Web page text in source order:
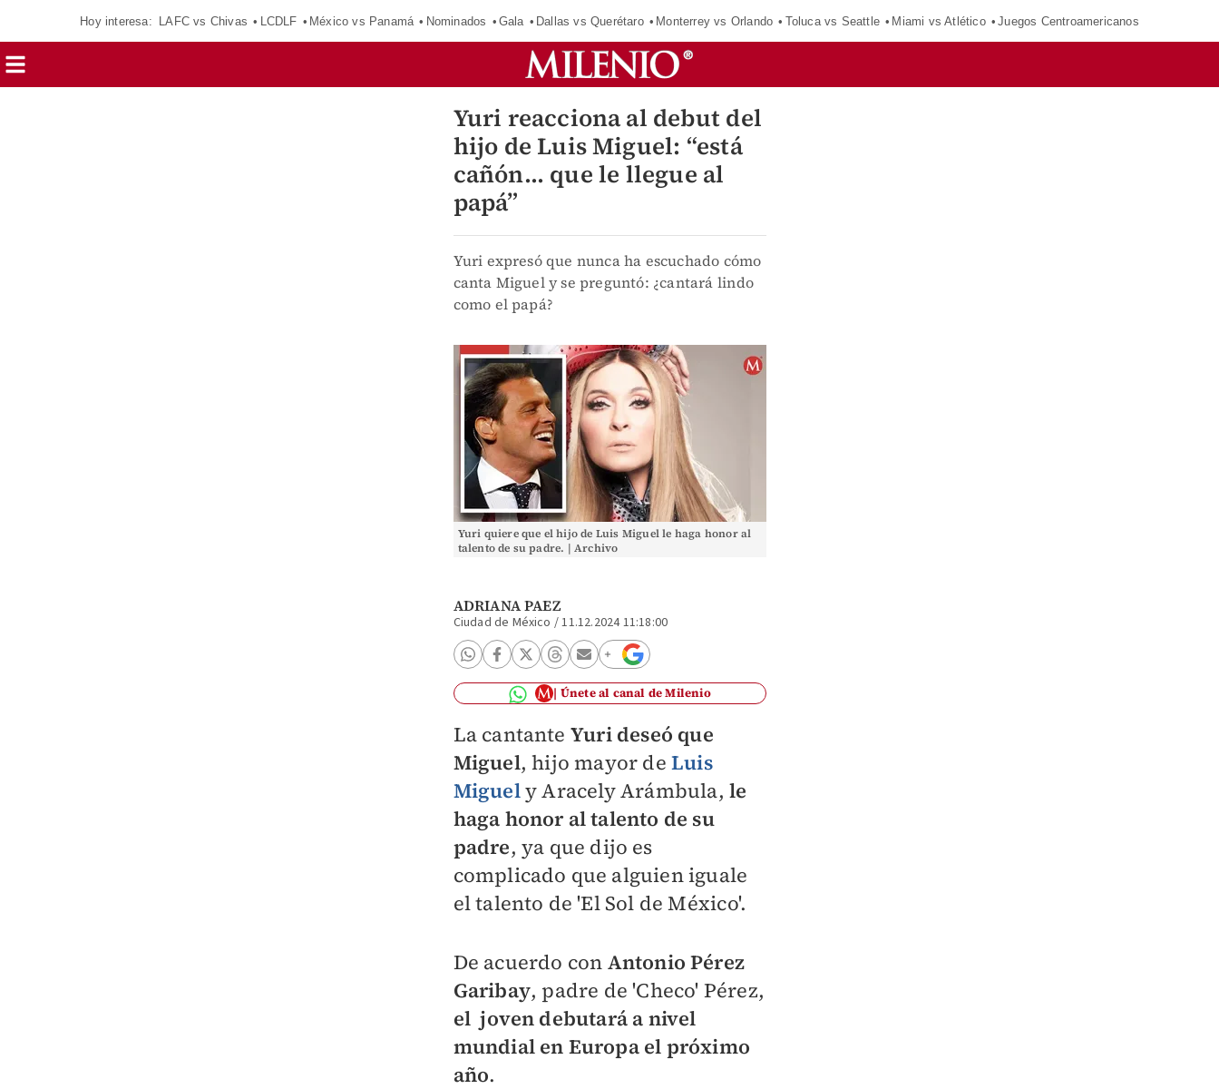
Hoy interesa: LAFC vs Chivas LCDLF México vs Panamá Nominados Gala Dallas vs Querétaro Monterrey vs Orlando Toluca vs Seattle Miami vs Atlético Juegos Centroamericanos
Yuri reacciona al debut del
hijo de Luis Miguel: “está
cañón... que le llegue al
papá”
Yuri expresó que nunca ha escuchado cómo
canta Miguel y se preguntó: ¿cantará lindo
como el papá?
Yuri quiere que el hijo de Luis Miguel le haga honor al
talento de su padre. | Archivo
ADRIANA PAEZ
Ciudad de México /11.12.2024 11:18:00
Únete al canal de Milenio
La cantante Yuri deseó que
Miguel, hijo mayor de Luis
Miguely Aracely Arámbula, le
haga honor al talento de su
padre, ya que dijo es
complicado que alguien iguale
el talento de 'El Sol de México'.
De acuerdo con Antonio Pérez
Garibay, padre de 'Checo' Pérez,
el joven debutará a nivel
mundial en Europa el próximo
año.